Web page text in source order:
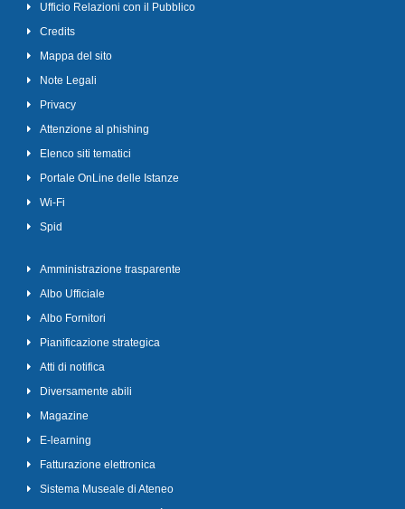
Ufficio Relazioni con il Pubblico
Credits
Mappa del sito
Note Legali
Privacy
Attenzione al phishing
Elenco siti tematici
Portale OnLine delle Istanze
Wi-Fi
Spid
Amministrazione trasparente
Albo Ufficiale
Albo Fornitori
Pianificazione strategica
Atti di notifica
Diversamente abili
Magazine
E-learning
Fatturazione elettronica
Sistema Museale di Ateneo